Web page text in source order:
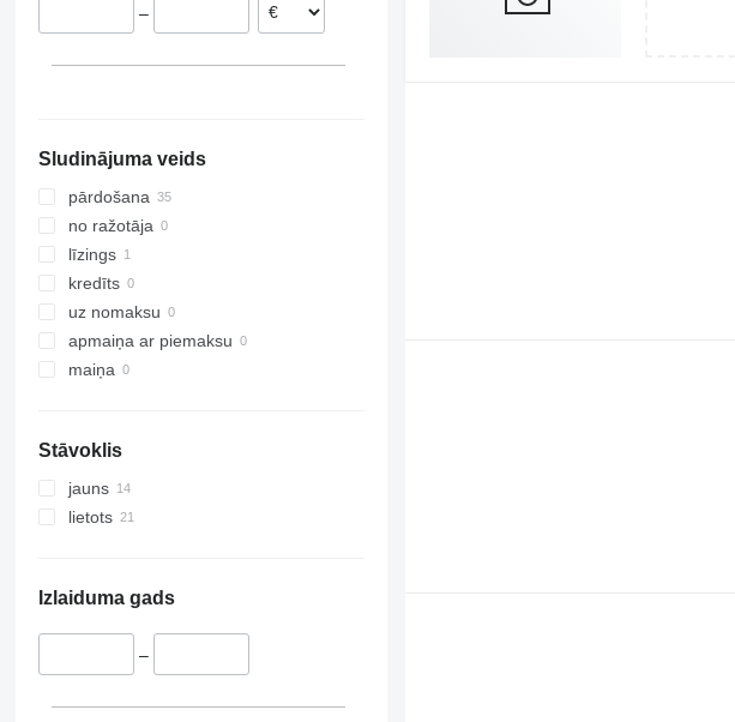
–
Sludinājuma veids
pārdošana
no ražotāja
līzings
kredīts
uz nomaksu
apmaiņa ar piemaksu
maiņa
Stāvoklis
jauns
lietots
Izlaiduma gads
–